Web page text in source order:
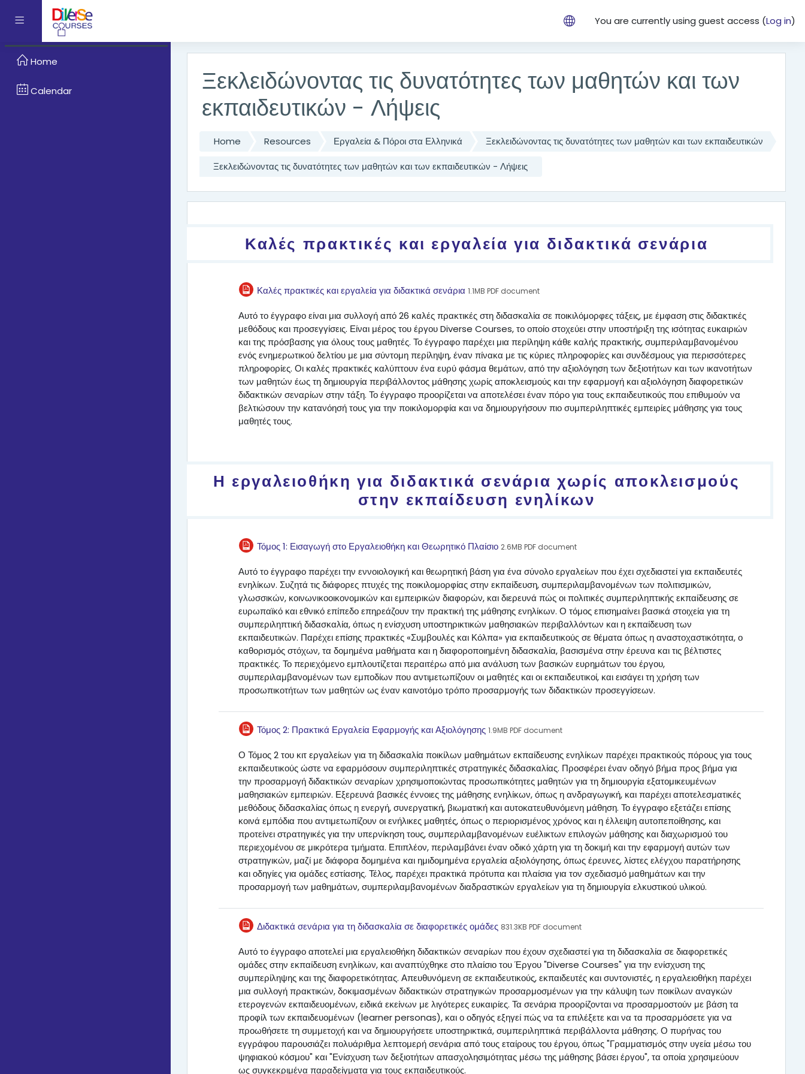
Side panel You are currently using guest access (Log in)
Ξεκλειδώνοντας τις δυνατότητες των μαθητών και των
εκπαιδευτικών - Λήψεις
Home Resources Εργαλεία & Πόροι στα Ελληνικά
Ξεκλειδώνοντας τις δυνατότητες των μαθητών και των εκπαιδευτικών
Ξεκλειδώνοντας τις δυνατότητες των μαθητών και των εκπαιδευτικών - Λήψεις
Topic outline
Καλές πρακτικές και εργαλεία για διδακτικά σενάρια
Καλές πρακτικές και εργαλεία για διδακτικά σενάρια
File 1.1MB PDF document
Αυτό το έγγραφο είναι μια συλλογή από 26 καλές πρακτικές στη διδασκαλία σε ποικιλόμορφες τάξεις, με έμφαση στις διδακτικές
μεθόδους και προσεγγίσεις. Είναι μέρος του έργου Diverse Courses, το οποίο στοχεύει στην υποστήριξη της ισότητας ευκαιριών
και της πρόσβασης για όλους τους μαθητές. Το έγγραφο παρέχει μια περίληψη κάθε καλής πρακτικής, συμπεριλαμβανομένου
ενός ενημερωτικού δελτίου με μια σύντομη περίληψη, έναν πίνακα με τις κύριες πληροφορίες και συνδέσμους για περισσότερες
πληροφορίες. Οι καλές πρακτικές καλύπτουν ένα ευρύ φάσμα θεμάτων, από την αξιολόγηση των δεξιοτήτων και των ικανοτήτων
των μαθητών έως τη δημιουργία περιβάλλοντος μάθησης χωρίς αποκλεισμούς και την εφαρμογή και αξιολόγηση διαφορετικών
διδακτικών σεναρίων στην τάξη. Το έγγραφο προορίζεται να αποτελέσει έναν πόρο για τους εκπαιδευτικούς που επιθυμούν να
βελτιώσουν την κατανόησή τους για την ποικιλομορφία και να δημιουργήσουν πιο συμπεριληπτικές εμπειρίες μάθησης για τους
μαθητές τους.
Η εργαλειοθήκη για διδακτικά σενάρια χωρίς αποκλεισμούς
στην εκπαίδευση ενηλίκων
Τόμος 1: Εισαγωγή στο Εργαλειοθήκη και Θεωρητικό Πλαίσιο
File 2.6MB PDF document
Αυτό το έγγραφο παρέχει την εννοιολογική και θεωρητική βάση για ένα σύνολο εργαλείων που έχει σχεδιαστεί για εκπαιδευτές
ενηλίκων. Συζητά τις διάφορες πτυχές της ποικιλομορφίας στην εκπαίδευση, συμπεριλαμβανομένων των πολιτισμικών,
γλωσσικών, κοινωνικοοικονομικών και εμπειρικών διαφορών, και διερευνά πώς οι πολιτικές συμπεριληπτικής εκπαίδευσης σε
ευρωπαϊκό και εθνικό επίπεδο επηρεάζουν την πρακτική της μάθησης ενηλίκων. Ο τόμος επισημαίνει βασικά στοιχεία για τη
συμπεριληπτική διδασκαλία, όπως η ενίσχυση υποστηρικτικών μαθησιακών περιβαλλόντων και η εκπαίδευση των
εκπαιδευτικών. Παρέχει επίσης πρακτικές «Συμβουλές και Κόλπα» για εκπαιδευτικούς σε θέματα όπως η αναστοχαστικότητα, ο
καθορισμός στόχων, τα δομημένα μαθήματα και η διαφοροποιημένη διδασκαλία, βασισμένα στην έρευνα και τις βέλτιστες
πρακτικές. Το περιεχόμενο εμπλουτίζεται περαιτέρω από μια ανάλυση των βασικών ευρημάτων του έργου,
συμπεριλαμβανομένων των εμποδίων που αντιμετωπίζουν οι μαθητές και οι εκπαιδευτικοί, και εισάγει τη χρήση των
προσωπικοτήτων των μαθητών ως έναν καινοτόμο τρόπο προσαρμογής των διδακτικών προσεγγίσεων.
Τόμος 2: Πρακτικά Εργαλεία Εφαρμογής και Αξιολόγησης
File 1.9MB PDF document
Ο Τόμος 2 του κιτ εργαλείων για τη διδασκαλία ποικίλων μαθημάτων εκπαίδευσης ενηλίκων παρέχει πρακτικούς πόρους για τους
εκπαιδευτικούς ώστε να εφαρμόσουν συμπεριληπτικές στρατηγικές διδασκαλίας. Προσφέρει έναν οδηγό βήμα προς βήμα για
την προσαρμογή διδακτικών σεναρίων χρησιμοποιώντας προσωπικότητες μαθητών για τη δημιουργία εξατομικευμένων
μαθησιακών εμπειριών. Εξερευνά βασικές έννοιες της μάθησης ενηλίκων, όπως η ανδραγωγική, και παρέχει αποτελεσματικές
μεθόδους διδασκαλίας όπως η ενεργή, συνεργατική, βιωματική και αυτοκατευθυνόμενη μάθηση. Το έγγραφο εξετάζει επίσης
κοινά εμπόδια που αντιμετωπίζουν οι ενήλικες μαθητές, όπως ο περιορισμένος χρόνος και η έλλειψη αυτοπεποίθησης, και
προτείνει στρατηγικές για την υπερνίκηση τους, συμπεριλαμβανομένων ευέλικτων επιλογών μάθησης και διαχωρισμού του
περιεχομένου σε μικρότερα τμήματα. Επιπλέον, περιλαμβάνει έναν οδικό χάρτη για τη δοκιμή και την εφαρμογή αυτών των
στρατηγικών, μαζί με διάφορα δομημένα και ημιδομημένα εργαλεία αξιολόγησης, όπως έρευνες, λίστες ελέγχου παρατήρησης
και οδηγίες για ομάδες εστίασης. Τέλος, παρέχει πρακτικά πρότυπα και πλαίσια για τον σχεδιασμό μαθημάτων και την
προσαρμογή των μαθημάτων, συμπεριλαμβανομένων διαδραστικών εργαλείων για τη δημιουργία ελκυστικού υλικού.
Διδακτικά σενάρια για τη διδασκαλία σε διαφορετικές ομάδες
File 831.3KB PDF document
Αυτό το έγγραφο αποτελεί μια εργαλειοθήκη διδακτικών σεναρίων που έχουν σχεδιαστεί για τη διδασκαλία σε διαφορετικές
ομάδες στην εκπαίδευση ενηλίκων, και αναπτύχθηκε στο πλαίσιο του Έργου "Diverse Courses" για την ενίσχυση της
συμπερίληψης και της διαφορετικότητας. Απευθυνόμενη σε εκπαιδευτικούς, εκπαιδευτές και συντονιστές, η εργαλειοθήκη παρέχει
μια συλλογή πρακτικών, δοκιμασμένων διδακτικών στρατηγικών προσαρμοσμένων για την κάλυψη των ποικίλων αναγκών
ετερογενών εκπαιδευομένων, ειδικά εκείνων με λιγότερες ευκαιρίες. Τα σενάρια προορίζονται να προσαρμοστούν με βάση τα
προφίλ των εκπαιδευομένων (learner personas), και ο οδηγός εξηγεί πώς να τα επιλέξετε και να τα προσαρμόσετε για να
προωθήσετε τη συμμετοχή και να δημιουργήσετε υποστηρικτικά, συμπεριληπτικά περιβάλλοντα μάθησης. Ο πυρήνας του
εγγράφου παρουσιάζει πολυάριθμα λεπτομερή σενάρια από τους εταίρους του έργου, όπως "Γραμματισμός στην υγεία μέσω του
ψηφιακού κόσμου" και "Ενίσχυση των δεξιοτήτων απασχολησιμότητας μέσω της μάθησης βάσει έργου", τα οποία χρησιμεύουν
ως συγκεκριμένα παραδείγματα για τους εκπαιδευτικούς.
Home
Calendar